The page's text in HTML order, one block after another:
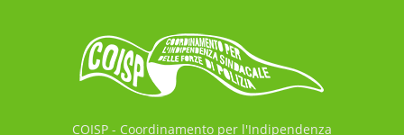
COISP - Coordinamento per l'Indipendenza